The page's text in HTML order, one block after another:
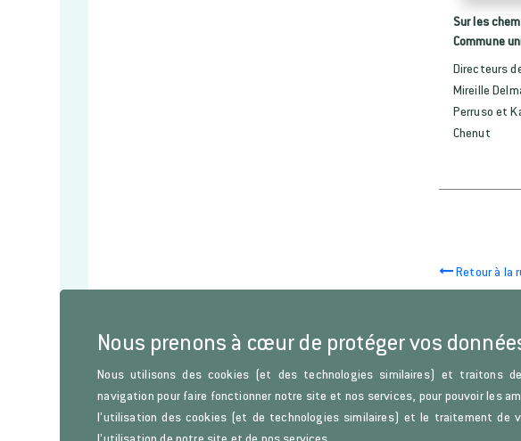
Sur les
Commune
Directeurs
Mireille
Perruso et
Chenut
Retour à la
Lettre d'information
Restez informés sur les parutions de l’Histoire de l’Art, du Droit et de la
Nous prenons à cœur de protéger vos
Nous utilisons des cookies (et des technologies similaires) et traitons
navigation pour faire fonctionner notre site et nos services, pour pouvoir les
l’utilisation des cookies (et de technologies similaires) et le traitement de